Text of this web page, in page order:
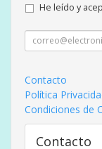
He leído y
Contacto
Política
Condiciones de
Contacto